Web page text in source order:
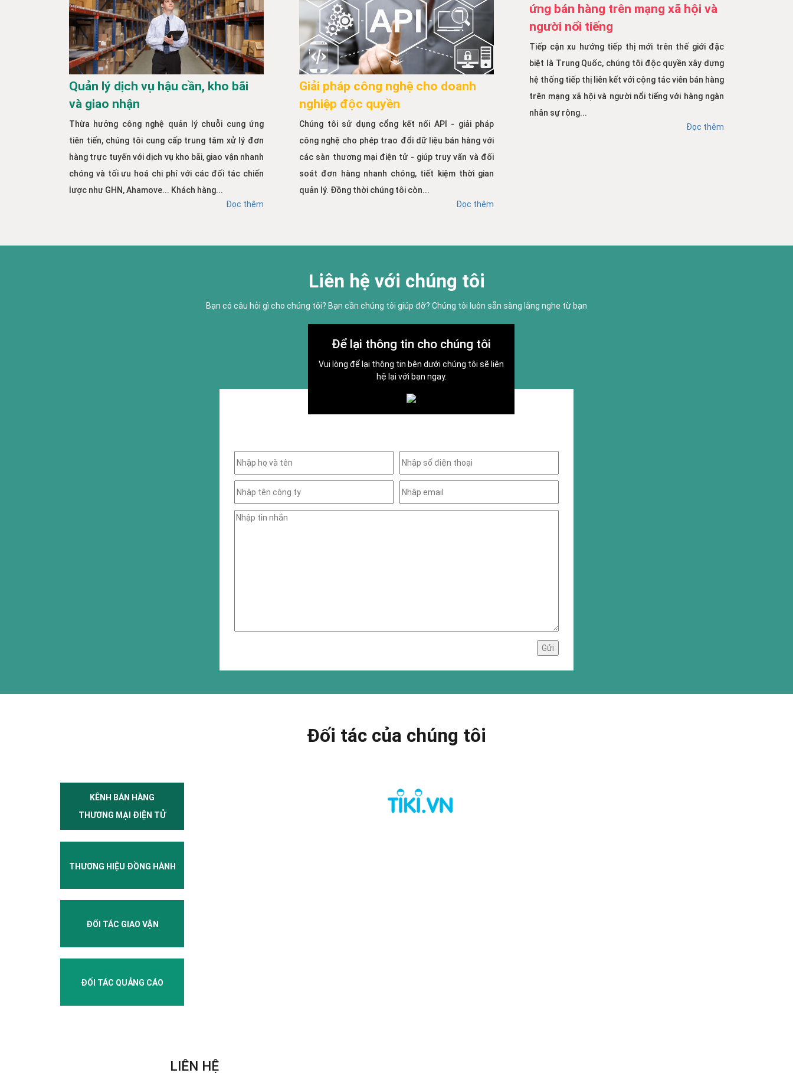
Quản lý dịch vụ hậu cần, kho bãi
và giao nhận
Thừa hưởng công nghệ quản lý chuỗi cung ứng
tiên tiến, chúng tôi cung cấp trung tâm xử lý đơn
hàng trực tuyến với dịch vụ kho bãi, giao vận nhanh
chóng và tối ưu hoá chi phí với các đối tác chiến
lược như GHN, Ahamove... Khách hàng...
Đọc thêm
Giải pháp công nghệ cho doanh
nghiệp độc quyền
Chúng tôi sử dụng cổng kết nối API - giải pháp
công nghệ cho phép trao đổi dữ liệu bán hàng với
các sàn thương mại điện tử - giúp truy vấn và đối
soát đơn hàng nhanh chóng, tiết kiệm thời gian
quản lý. Đồng thời chúng tôi còn...
Đọc thêm
ứng bán hàng trên mạng xã hội và
người nổi tiếng
Tiếp cận xu hướng tiếp thị mới trên thế giới đặc
biệt là Trung Quốc, chúng tôi độc quyền xây dựng
hệ thống tiếp thị liên kết với cộng tác viên bán hàng
trên mạng xã hội và người nổi tiếng với hàng ngàn
nhân sự rộng...
Đọc thêm
Liên hệ với chúng tôi
Bạn có câu hỏi gì cho chúng tôi? Bạn cần chúng tôi giúp đỡ? Chúng tôi luôn sẵn sàng lắng nghe từ bạn
Để lại thông tin cho chúng tôi
Vui lòng để lại thông tin bên dưới chúng tôi sẽ liên
hệ lại với bạn ngay.
Đối tác của chúng tôi
KÊNH BÁN HÀNG
THƯƠNG MẠI ĐIỆN TỬ
THƯƠNG HIỆU ĐỒNG HÀNH
ĐỐI TÁC GIAO VẬN
ĐỐI TÁC QUẢNG CÁO
LIÊN HỆ